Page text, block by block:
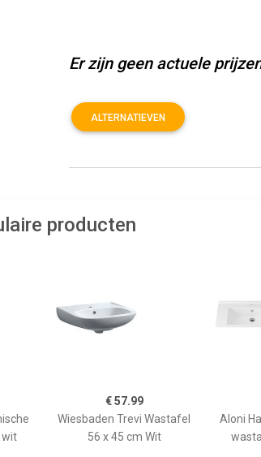
Er zijn geen actuele
ALTERNATIEVEN
producten
wit
€ 57.99
Wiesbaden Trevi Wastafel
56 x 45 cm Wit
Aloni